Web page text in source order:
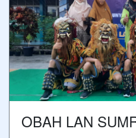
OBAH LAN